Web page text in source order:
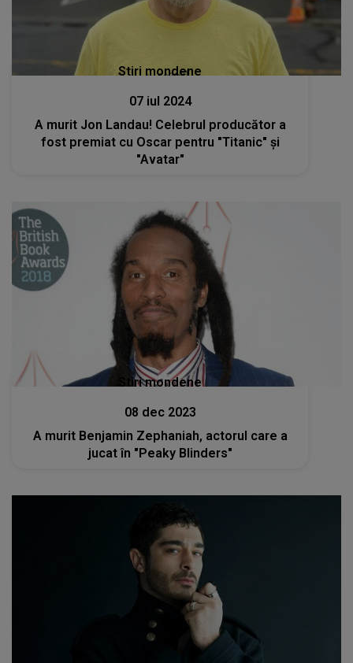
Stiri mondene
07 iul 2024
A murit Jon Landau! Celebrul producător a
fost premiat cu Oscar pentru "Titanic" şi
"Avatar"
Stiri mondene
08 dec 2023
A murit Benjamin Zephaniah, actorul care a
jucat în "Peaky Blinders"